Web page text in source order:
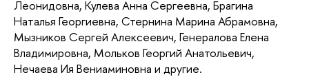
Леонидовна, Кулева Анна Сергеевна, Брагина
Наталья Георгиевна, Стернина Марина Абрамовна,
Мызников Сергей Алексеевич, Генералова Елена
Владимировна, Мольков Георгий Анатольевич,
Нечаева Ия Вениаминовна и другие.